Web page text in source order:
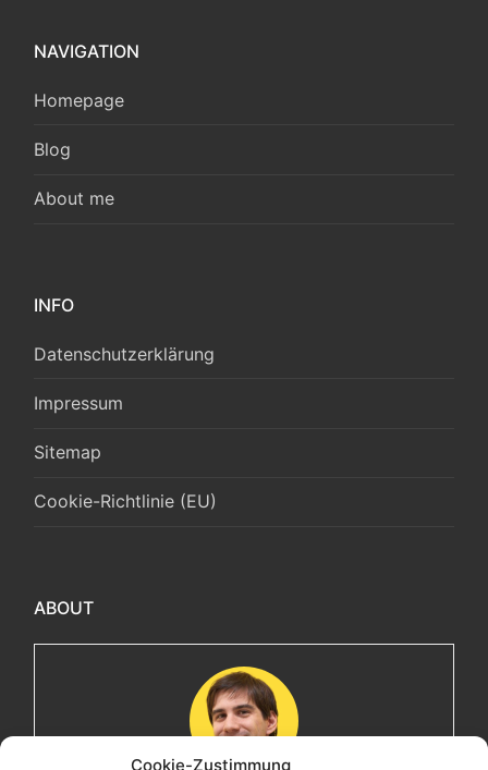
Cookie-Zustimmung
NAVIGATION
Homepage
Blog
About me
INFO
Datenschutzerklärung
Impressum
Sitemap
Cookie-Richtlinie (EU)
ABOUT